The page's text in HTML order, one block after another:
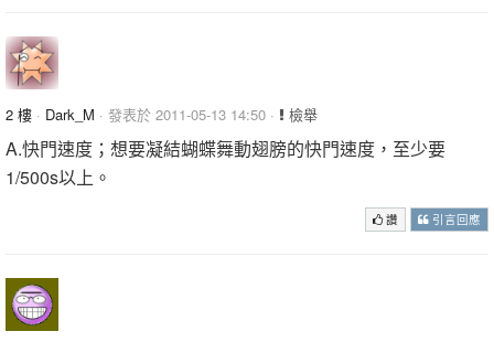
2 樓 · Dark_M · 發表於 2011-05-13 14:50 · 檢舉
A.快門速度；想要凝結蝴蝶舞動翅膀的快門速度，至少要
1/500s以上。
讚 引言回應